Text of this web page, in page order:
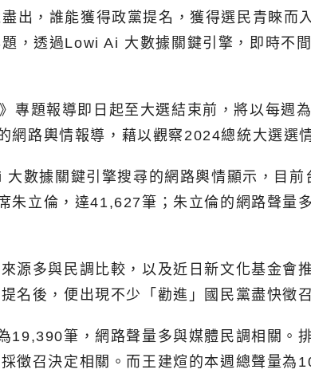
出，誰能獲得政黨提名，獲得選民青睞而
，透過Lowi Ai 大數據關鍵引擎 ，即時不
專題報導即日起至大選結束前，將以每週
網路輿情報導，藉以觀察2024總統大選選
大數據關鍵引擎搜尋的網路輿情顯示，目
朱立倫，達41,627筆；朱立倫的網路聲量
源多與民調比較，以及近日新文化基金會
名後，便出現不少「勸進」國民黨盡快徵
19,390筆，網路聲量多與媒體民調相關。
徵召決定相關。而王建煊的本週總聲量為